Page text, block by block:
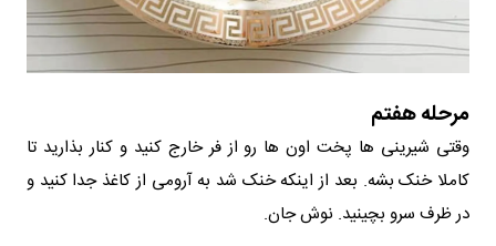
مرحله هفتم
وقتی شیرینی ها پخت اون ها رو از فر خارج کنید و کنار بذارید تا
کاملا خنک بشه. بعد از اینکه خنک شد به آرومی از کاغذ جدا کنید و
در ظرف سرو بچینید. نوش جان.